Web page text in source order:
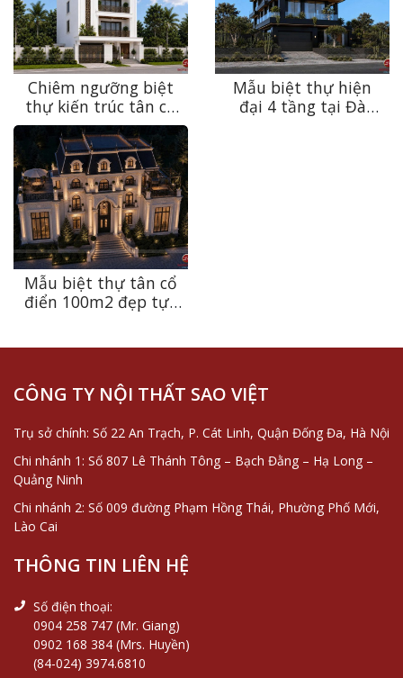
Chiêm ngưỡng biệt
thự kiến trúc tân cổ
điển sang trọng, bền
vững theo thời gian
tại Ninh Bình
Mẫu biệt thự hiện
đại 4 tầng tại Đà
Mẫu biệt thự tân cổ
điển 100m2 đẹp tựa
CÔNG TY NỘI THẤT SAO VIỆT
Trụ sở chính: Số 22 An Trạch, P. Cát Linh, Quận Đống Đa, Hà Nội
Chi nhánh 1: Số 807 Lê Thánh Tông – Bạch Đằng – Hạ Long –
Quảng Ninh
Chi nhánh 2: Số 009 đường Phạm Hồng Thái, Phường Phố Mới,
Lào Cai
THÔNG TIN LIÊN HỆ
Số điện thoại:
0904 258 747 (Mr. Giang)
0902 168 384 (Mrs. Huyền)
(84-024) 3974.6810